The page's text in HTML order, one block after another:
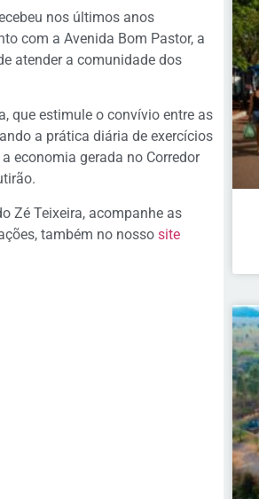
nos últimos anos
com a Avenida Bom Pastor, a
atender a comunidade dos
que estimule o convívio entre as
a prática diária de exercícios
economia gerada no Corredor
Zé Teixeira, acompanhe as
também no nosso site